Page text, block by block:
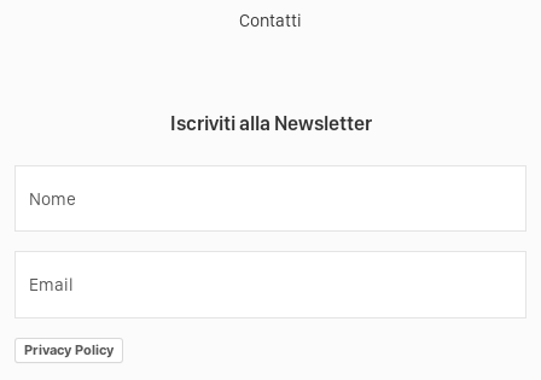
Contatti
Iscriviti alla Newsletter
Nome
Email
Privacy Policy